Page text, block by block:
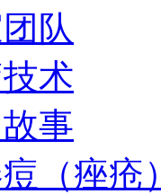
队
术
事
（痤疮）